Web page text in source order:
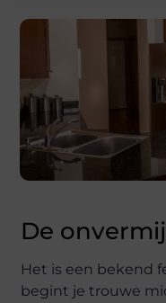
De
Het is een bekend
begint je trouwe